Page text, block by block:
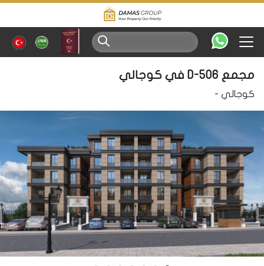
مجمع D-506 في كوجالي
كوجالي -